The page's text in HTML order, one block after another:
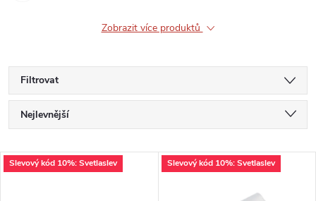
Zobrazit více produktů
Filtrovat
Ř
a
Nejlevnější
Nejprodávanější
V
Slevový kód 10%: Svetlaslev Slevový kód 10%: Svetlaslev